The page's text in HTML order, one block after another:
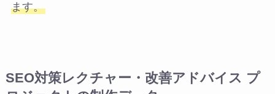
ます。
SEO対策レクチャー・改善アドバイス プ